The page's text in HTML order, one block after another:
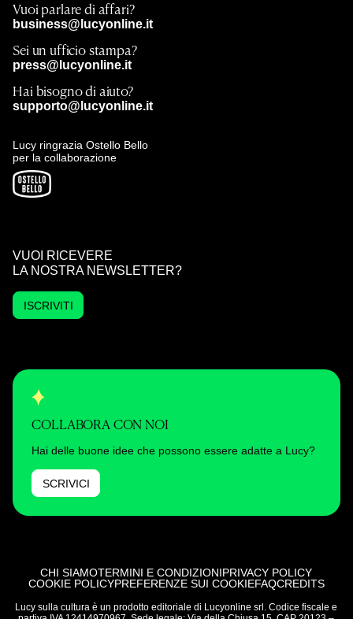
Vuoi parlare di affari?
business@lucyonline.it
Sei un ufficio stampa?
press@lucyonline.it
Hai bisogno di aiuto?
supporto@lucyonline.it
Lucy ringrazia Ostello Bello
per la collaborazione
VUOI RICEVERE
LA NOSTRA NEWSLETTER?
ISCRIVITI
COLLABORA CON NOI
Hai delle buone idee che possono essere adatte a Lucy?
SCRIVICI
CHI SIAMOTERMINI E CONDIZIONIPRIVACY POLICY
COOKIE POLICYPREFERENZE SUI COOKIEFAQCREDITS
Lucy sulla cultura è un prodotto editoriale di Lucyonline srl. Codice fiscale e